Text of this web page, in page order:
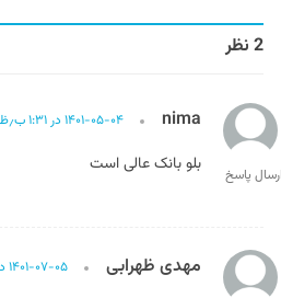
2 نظر
nima ۱۴۰۱-۰۵-۰۴ در ۱:۳۱ ب٫ظ
بلو بانک عالی است پاسخ
مهدی ظهرابی ۱۴۰۱-۰۷-۰۵ در ۴:۰۵ ق٫ظ